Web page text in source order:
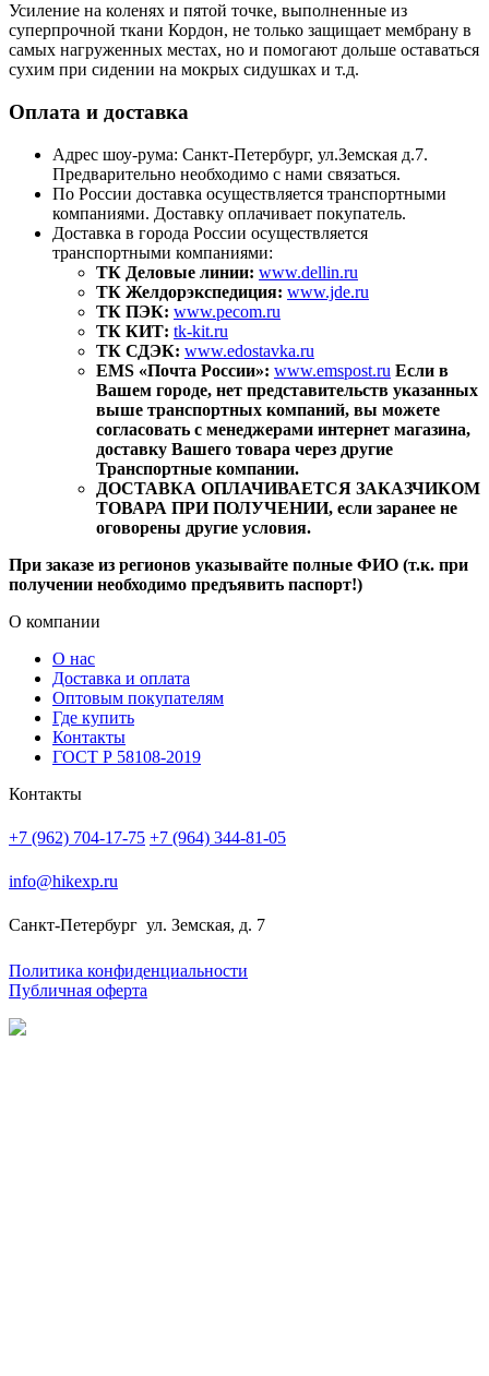
Усиление на коленях и пятой точке, выполненные из
суперпрочной ткани Кордон, не только защищает мембрану в
самых нагруженных местах, но и помогают дольше оставаться
сухим при сидении на мокрых сидушках и т.д.
Оплата и доставка
Адрес шоу-рума: Санкт-Петербург, ул.Земская д.7.
Предварительно необходимо с нами связаться.
По России доставка осуществляется транспортными
компаниями. Доставку оплачивает покупатель.
Доставка в города России осуществляется
транспортными компаниями:
ТК Деловые линии: www.dellin.ru
ТК Желдорэкспедиция: www.jde.ru
ТК ПЭК: www.pecom.ru
ТК КИТ: tk-kit.ru
ТК СДЭК: www.edostavka.ru
EMS «Почта России»: www.emspost.ru Если в
Вашем городе, нет представительств указанных
выше транспортных компаний, вы можете
согласовать с менеджерами интернет магазина,
доставку Вашего товара через другие
Транспортные компании.
ДОСТАВКА ОПЛАЧИВАЕТСЯ ЗАКАЗЧИКОМ
ТОВАРА ПРИ ПОЛУЧЕНИИ, если заранее не
оговорены другие условия.
При заказе из регионов указывайте полные ФИО (т.к. при
получении необходимо предъявить паспорт!)
О компании
О нас
Доставка и оплата
Оптовым покупателям
Где купить
Контакты
ГОСТ Р 58108-2019
Контакты
+7 (962) 704-17-75 +7 (964) 344-81-05
info@hikexp.ru
Санкт-Петербург ул. Земская, д. 7
Политика конфиденциальности
Публичная оферта